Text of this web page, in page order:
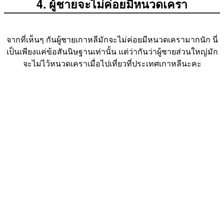
4. ผู้ชายจะไม่ค่อยมีหนวดเครา
จากที่เห็นๆ กันผู้ชายเกาหลีมักจะไม่ค่อยมีหนวดเครามากนัก นี่
เป็นเพียงแค่ข้อสันนิษฐานเท่านั้น แต่ว่ากันว่าผู้ชายส่วนใหญ่มัก
จะไม่ไว้หนวดเคราเมื่อไปเที่ยวที่ประเทศเกาหลีนะคะ